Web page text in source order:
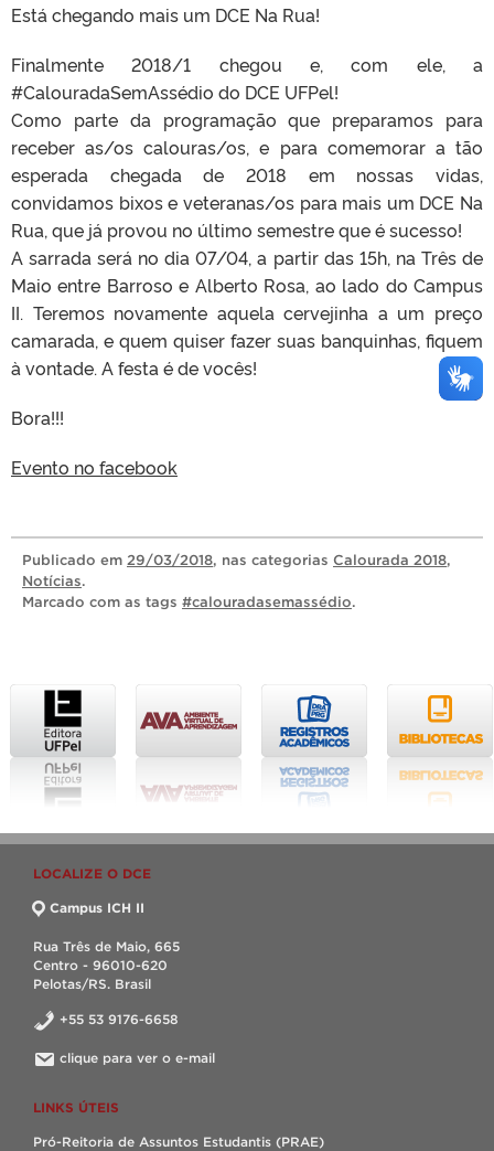
Está chegando mais um DCE Na Rua!
Finalmente 2018/1 chegou e, com ele, a
#CalouradaSemAssédio do DCE UFPel!
Como parte da programação que preparamos para
receber as/os calouras/os, e para comemorar a tão
esperada chegada de 2018 em nossas vidas,
convidamos bixos e veteranas/os para mais um DCE Na
Rua, que já provou no último semestre que é sucesso!
A sarrada será no dia 07/04, a partir das 15h, na Três de
Maio entre Barroso e Alberto Rosa, ao lado do Campus
II. Teremos novamente aquela cervejinha a um preço
camarada, e quem quiser fazer suas banquinhas, fiquem
à vontade. A festa é de vocês!
Bora!!!
Evento no facebook
Publicado em 29/03/2018, nas categorias Calourada 2018,
Notícias.
Marcado com as tags #calouradasemassédio.
LOCALIZE O DCE
Campus ICH II
Rua Três de Maio, 665
Centro - 96010-620
Pelotas/RS. Brasil
+55 53 9176-6658
clique para ver o e-mail
LINKS ÚTEIS
Pró-Reitoria de Assuntos Estudantis (PRAE)